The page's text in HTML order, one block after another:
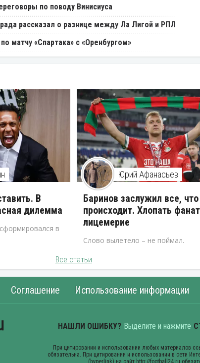
по поводу Винисиуса
рассказал о разнице между Ла Лигой и РПЛ
матчу «Спартака» с «Оренбургом»
В
дилемма
в
Юрий Афанасьев
Баринов заслужил все,
происходит. Хлопать
лицемерие
Слово вылетело – не поймал.
Все статьи
Соглашение Использование информации